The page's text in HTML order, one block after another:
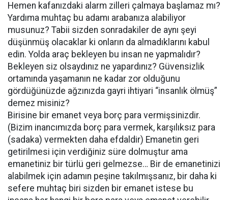
Hemen kafanızdaki alarm zilleri çalmaya başlamaz mı?
Yardıma muhtaç bu adamı arabanıza alabiliyor
musunuz? Tabii sizden sonradakiler de aynı şeyi
düşünmüş olacaklar ki onların da almadıklarını kabul
edin. Yolda araç bekleyen bu insan ne yapmalıdır?
Bekleyen siz olsaydınız ne yapardınız? Güvensizlik
ortamında yaşamanın ne kadar zor olduğunu
gördüğünüzde ağzınızda gayri ihtiyari “insanlık ölmüş”
demez misiniz?
Birisine bir emanet veya borç para vermişsinizdir.
(Bizim inancımızda borç para vermek, karşılıksız para
(sadaka) vermekten daha efdaldir) Emanetin geri
getirilmesi için verdiğiniz süre dolmuştur ama
emanetiniz bir türlü geri gelmezse… Bir de emanetinizi
alabilmek için adamın peşine takılmışsanız, bir daha ki
sefere muhtaç biri sizden bir emanet istese bu